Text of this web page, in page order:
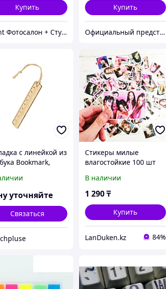
Купить
iPrint Фотосалон + Студия фотомозаики, Расходники для вашего принтера
Купить
Официальный представитель "Фабрика Старт" Казахстан
с линейкой из
Bookmark,
уточняйте
Связаться
Стикеры милые
влагостойкие 100 шт
В наличии
1 290₸
Купить
LanDuken.kz 84%